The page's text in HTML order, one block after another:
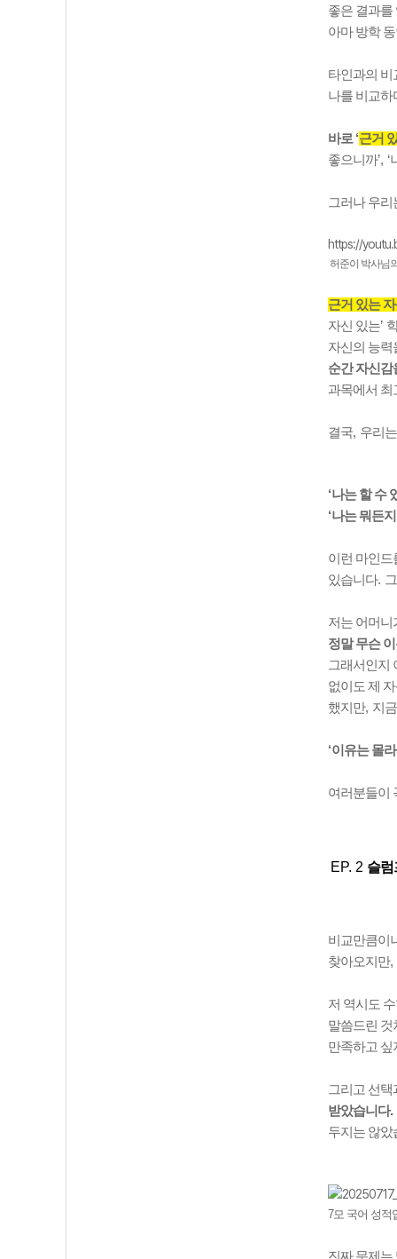
좋은 결과를
아마 방학
타인과의
나를 비교하
바로 ‘근거
좋으니까’, ‘
그러나 우
https://
허준이 박사님
근거 있는
자신 있는’
자신의 능력
순간 자신감
과목에서 최
결국, 우리
‘나는 할 수
‘나는 뭐든
이런 마인드
있습니다.
저는 어머
정말 무슨
그래서인지
없이도 제
했지만, 지
‘이유는 몰
여러분들이
EP. 2 슬럼
비교만큼이
찾아오지만,
저 역시도
말씀드린 것
만족하고 싶
그리고 선
받았습니다.
두지는 않았
7모 국어 성적